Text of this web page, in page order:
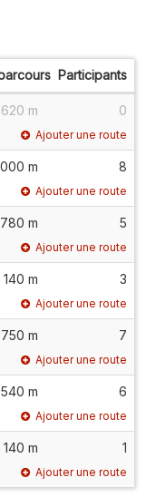
Participants
620 m 0
Ajouter une route
m 8
Ajouter une route
m 5
Ajouter une route
140 m 3
Ajouter une route
m 7
Ajouter une route
m 6
Ajouter une route
140 m 1
Ajouter une route